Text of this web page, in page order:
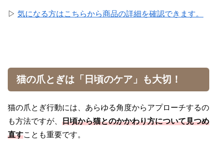
▷ 気になる方はこちらから商品の詳細を確認できます。
猫の爪とぎは「日頃のケア」も大切！
猫の爪とぎ行動には、あらゆる角度からアプローチするの
も方法ですが、 日頃から猫とのかかわり方について見つめ
直すことも重要です。